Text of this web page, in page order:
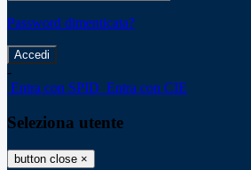
Password dimenticata?
-
Entra con SPID Entra con CIE
Seleziona utente
button close ×